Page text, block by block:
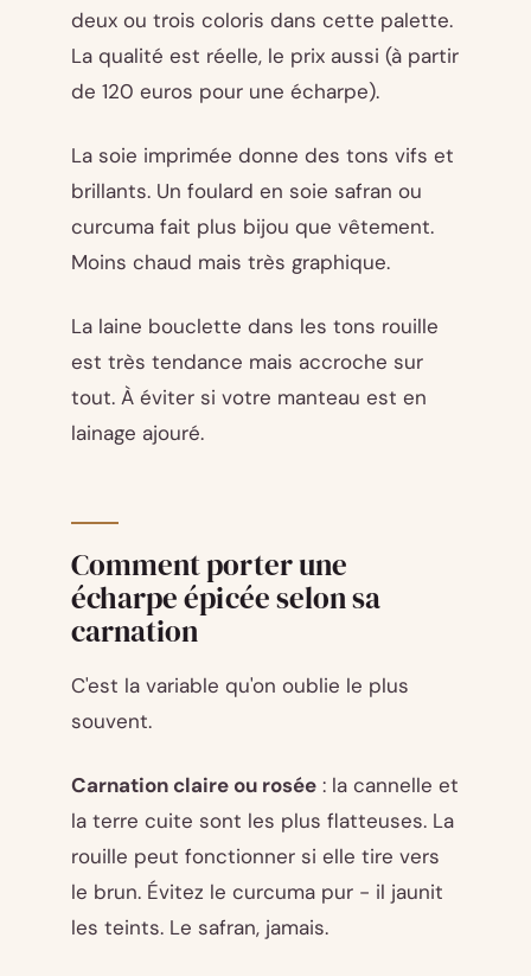
deux ou trois coloris dans cette palette.
La qualité est réelle, le prix aussi (à partir
de 120 euros pour une écharpe).
La soie imprimée donne des tons vifs et
brillants. Un foulard en soie safran ou
curcuma fait plus bijou que vêtement.
Moins chaud mais très graphique.
La laine bouclette dans les tons rouille
est très tendance mais accroche sur
tout. À éviter si votre manteau est en
lainage ajouré.
Comment porter une
écharpe épicée selon sa
carnation
C'est la variable qu'on oublie le plus
souvent.
Carnation claire ou rosée : la cannelle et
la terre cuite sont les plus flatteuses. La
rouille peut fonctionner si elle tire vers
le brun. Évitez le curcuma pur - il jaunit
les teints. Le safran, jamais.